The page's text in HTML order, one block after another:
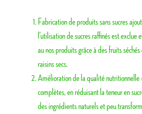
Fabrication de produits sans sucres
l'utilisation de sucres raffinés est exclue
au nos produits grâce à des fruits
raisins secs.
Amélioration de la qualité nutritionnelle
complètes, en réduisant la teneur en
des ingrédients naturels et peu